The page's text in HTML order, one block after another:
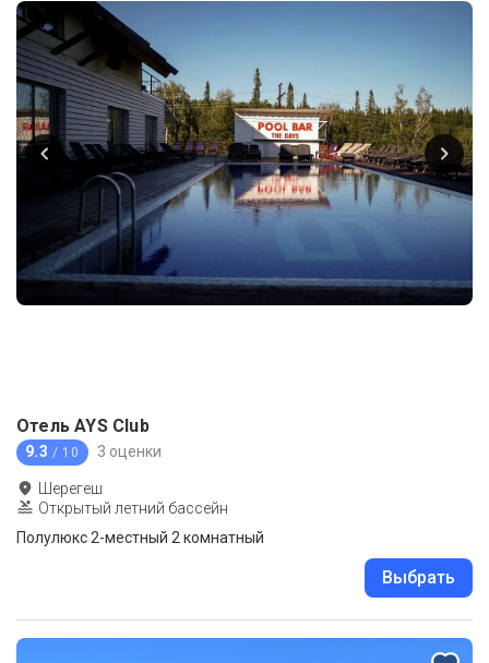
Отель AYS Club
9.3 / 10 3 оценки
Шерегеш
Открытый летний бассейн
Полулюкс 2-местный 2 комнатный
Выбрать